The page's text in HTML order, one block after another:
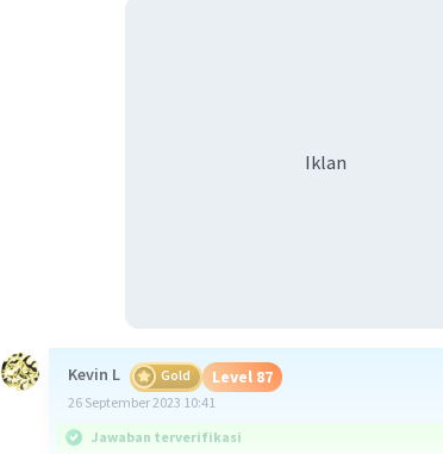
Iklan
Kevin L Gold Level 87
26 September 2023 10:41
Jawaban terverifikasi